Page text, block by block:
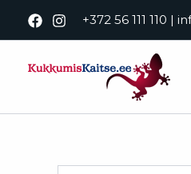
+372 56 111 110 |